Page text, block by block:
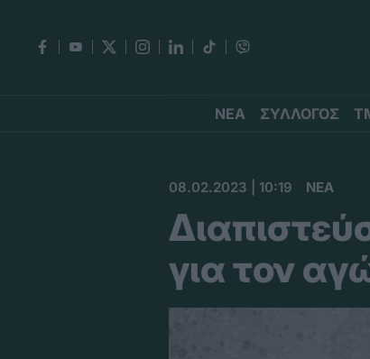
ΝΕΑ ΣΥΛΛΟΓΟΣ
08.02.2023 | 10:19 ΝΕΑ
για τον